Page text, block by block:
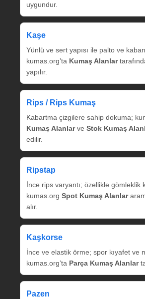
uygundur.
Kaşe
Yünlü ve sert yapısı ile palto ve
kumas.org’ta Kumaş Alanlar
yapılır.
Rips / Rips Kumaş
Kabartma çizgilere sahip dokuma;
Kumaş Alanlarve Stok Kumaş
edilir.
Ripstap
İnce rips varyantı; özellikle gömleklik
kumas.org Spot Kumaş Alanlar
alır.
Kaşkorse
İnce ve elastik örme; spor kıyafet ve
kumas.org’ta Parça Kumaş Alanlar
Pazen